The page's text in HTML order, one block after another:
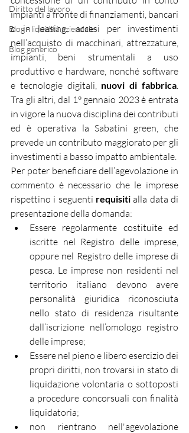
Diritto del lavoro
Blog - liquidità aziendale
Blog generico
impianti a fronte di finanziamenti, bancari
o in leasing, accesi per investimenti
nell’acquisto di macchinari, attrezzature,
impianti, beni strumentali a uso
produttivo e hardware, nonché software
e tecnologie digitali, nuovi di fabbrica.
Tra gli altri, dal 1° gennaio 2023 è entrata
in vigore la nuova disciplina dei contributi
ed è operativa la Sabatini green, che
prevede un contributo maggiorato per gli
investimenti a basso impatto ambientale.
Per poter beneficiare dell’agevolazione in
commento è necessario che le imprese
rispettino i seguenti requisiti alla data di
presentazione della domanda:
Essere regolarmente costituite ed
iscritte nel Registro delle imprese,
oppure nel Registro delle imprese di
pesca. Le imprese non residenti nel
territorio italiano devono avere
personalità giuridica riconosciuta
nello stato di residenza risultante
dall’iscrizione nell’omologo registro
delle imprese;
Essere nel pieno e libero esercizio dei
propri diritti, non trovarsi in stato di
liquidazione volontaria o sottoposti
a procedure concorsuali con finalità
liquidatoria;
non rientrano nell'agevolazione